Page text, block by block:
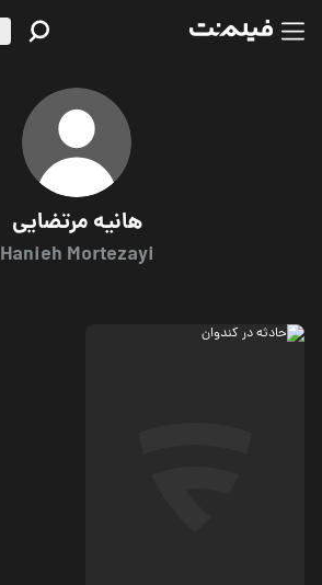
هانیه مرتضایی
Hanieh Mortezayi